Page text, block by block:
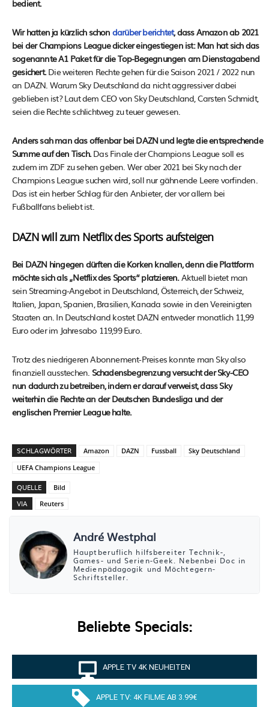
bedient.
Wir hatten ja kürzlich schon darüber berichtet, dass Amazon ab 2021
bei der Champions League dicker eingestiegen ist: Man hat sich das
sogenannte A1 Paket für die Top-Begegnungen am Dienstagabend
gesichert.Die weiteren Rechte gehen für die Saison 2021 / 2022 nun
an DAZN. Warum Sky Deutschland da nicht aggressiver dabei
geblieben ist? Laut dem CEO von Sky Deutschland, Carsten Schmidt,
seien die Rechte schlichtweg zu teuer gewesen.
Anders sah man das offenbar bei DAZN und legte die entsprechende
Summe auf den Tisch.Das Finale der Champions League soll es
zudem im ZDF zu sehen geben. Wer aber 2021 bei Sky nach der
Champions League suchen wird, soll nur gähnende Leere vorfinden.
Das ist ein herber Schlag für den Anbieter, der vor allem bei
Fußballfans beliebt ist.
DAZN will zum Netflix des Sports aufsteigen
Bei DAZN hingegen dürften die Korken knallen, denn die Plattform
möchte sich als „Netflix des Sports“ platzieren.Aktuell bietet man
sein Streaming-Angebot in Deutschland, Österreich, der Schweiz,
Italien, Japan, Spanien, Brasilien, Kanada sowie in den Vereinigten
Staaten an. In Deutschland kostet DAZN entweder monatlich 11,99
Euro oder im Jahresabo 119,99 Euro.
Trotz des niedrigeren Abonnement-Preises konnte man Sky also
finanziell ausstechen. Schadensbegrenzung versucht der Sky-CEO
nun dadurch zu betreiben, indem er darauf verweist, dass Sky
weiterhin die Rechte an der Deutschen Bundesliga und der
englischen Premier League halte.
SCHLAGWÖRTER Amazon DAZN Fussball
Sky Deutschland
UEFA Champions League
QUELLE Bild
VIA Reuters
André Westphal
Hauptberuflich hilfsbereiter Technik-,
Games- und Serien-Geek. Nebenbei Doc in
Medienpädagogik und Möchtegern-
Schriftsteller.
Beliebte Specials:
APPLE TV 4K NEUHEITEN
APPLE TV: 4K FILME AB 3.99€